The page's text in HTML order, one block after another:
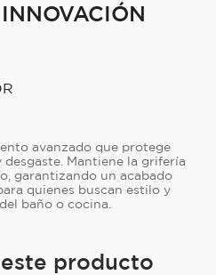
avanzado que protege
Mantiene la grifería
garantizando un acabado
quienes buscan estilo y
baño o cocina.
producto